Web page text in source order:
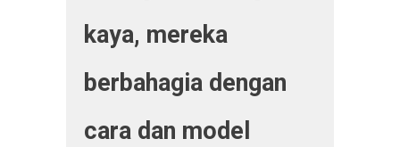
kaya, mereka
berbahagia dengan
cara dan model